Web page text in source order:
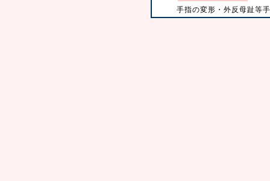
手指の変形・外反母趾等